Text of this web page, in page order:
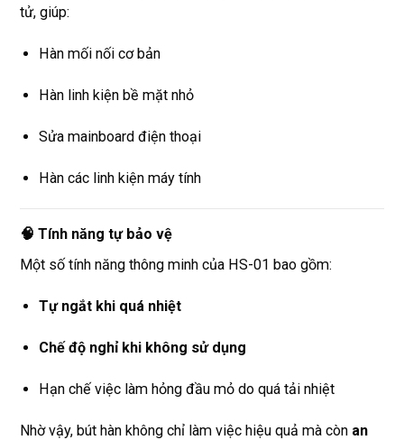
tử, giúp:
Hàn mối nối cơ bản
Hàn linh kiện bề mặt nhỏ
Sửa mainboard điện thoại
Hàn các linh kiện máy tính
🧠 Tính năng tự bảo vệ
Một số tính năng thông minh của HS-01 bao gồm:
Tự ngắt khi quá nhiệt
Chế độ nghỉ khi không sử dụng
Hạn chế việc làm hỏng đầu mỏ do quá tải nhiệt
Nhờ vậy, bút hàn không chỉ làm việc hiệu quả mà còn an